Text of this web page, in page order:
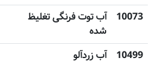
10073
آب توت فرنگی تغلیظ
شده
10499 آب زردآلو